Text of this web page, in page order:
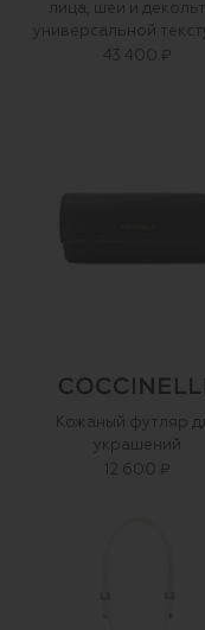
лица, шеи и
универсальной
Dior Prestige
43 400 ₽
Кожаный футляр
украшений
12 600 ₽